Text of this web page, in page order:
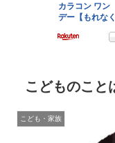
こどものこと
こども・家族